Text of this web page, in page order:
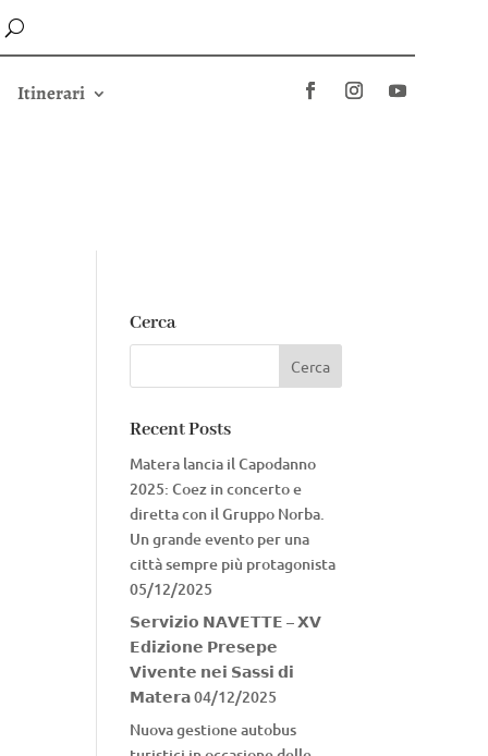
Itinerari
Cerca
Recent Posts
Matera lancia il Capodanno
2025: Coez in concerto e
diretta con il Gruppo Norba.
Un grande evento per una
città sempre più protagonista
05/12/2025
𝗦𝗲𝗿𝘃𝗶𝘇𝗶𝗼 𝗡𝗔𝗩𝗘𝗧𝗧𝗘 – 𝗫𝗩
𝗘𝗱𝗶𝘇𝗶𝗼𝗻𝗲 𝗣𝗿𝗲𝘀𝗲𝗽𝗲
𝗩𝗶𝘃𝗲𝗻𝘁𝗲 𝗻𝗲𝗶 𝗦𝗮𝘀𝘀𝗶 𝗱𝗶
𝗠𝗮𝘁𝗲𝗿𝗮04/12/2025
Nuova gestione autobus